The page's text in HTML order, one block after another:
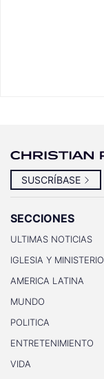
SUSCRÍBASE
SECCIONES
ULTIMAS NOTICIAS
IGLESIA Y MINISTERIO
AMERICA LATINA
MUNDO
POLITICA
ENTRETENIMIENTO
VIDA